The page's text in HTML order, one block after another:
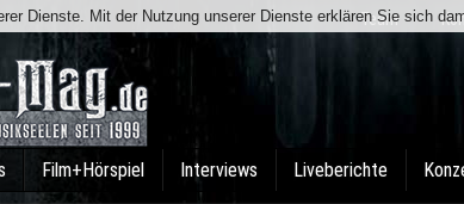
Team
Film+Hörspiel Interviews Liveberichte
Dienste. Mit der Nutzung unserer Dienste erklären Sie sich